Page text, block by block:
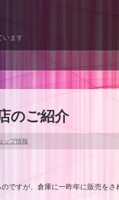
います
のご紹介
ップ情報
ですが、倉庫に一昨年に販売をさ